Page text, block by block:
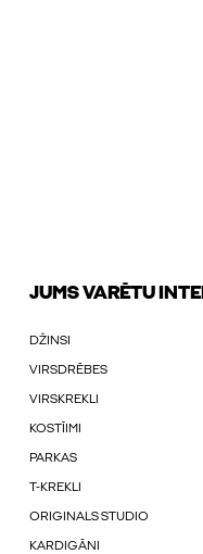
JUMS VARĒTU
DŽINSI
VIRSDRĒBES
VIRSKREKLI
KOSTĪIMI
PARKAS
T-KREKLI
ORIGINALS STUDIO
KARDIGĀNI